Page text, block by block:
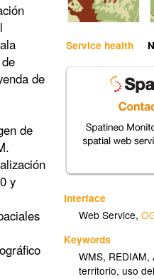
Service health
Interface
Web Service,
Keywords
WMS, REDIAM,
territorio,uso
de
de
y